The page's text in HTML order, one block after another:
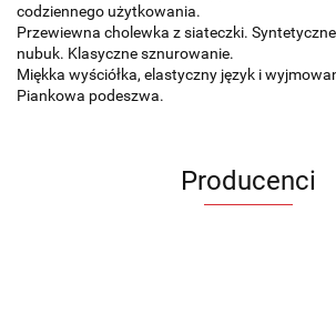
codziennego użytkowania.
Przewiewna cholewka z siateczki.
nubuk. Klasyczne sznurowanie.
Miękka wyściółka, elastyczny język i
Piankowa podeszwa.
Producenci